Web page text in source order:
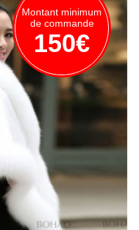
Montant minimum
de commande
150€